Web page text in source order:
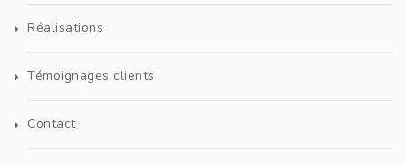
Réalisations
Témoignages clients
Contact